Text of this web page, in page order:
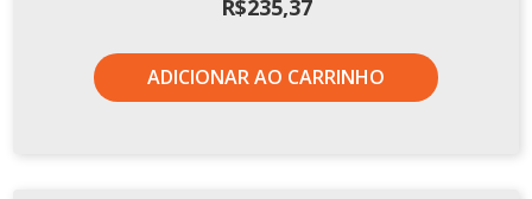
R$235,37
ADICIONAR AO CARRINHO